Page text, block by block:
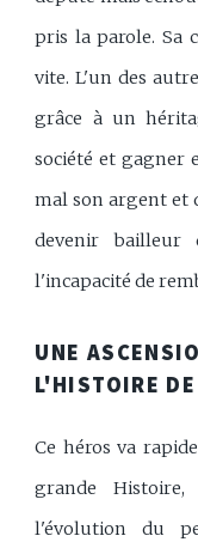
pris la parole. Sa
vite. L'un des
grâce à un
société et gagner
mal son argent et
devenir
l'incapacité de
UNE
L'HISTOIRE
Ce héros va
grande
l'évolution du